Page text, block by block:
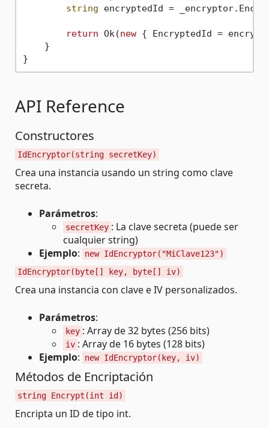
string encryptedId =
return Ok(new { EncryptedId =
    }
API Reference
Constructores
IdEncryptor(string secretKey)
Crea una instancia usando un string como clave
secreta.
Parámetros:
secretKey : La clave secreta (puede ser
cualquier string)
Ejemplo:
new IdEncryptor("MiClave123")
IdEncryptor(byte[] key, byte[] iv)
Crea una instancia con clave e IV personalizados.
Parámetros:
key : Array de 32 bytes (256 bits)
iv : Array de 16 bytes (128 bits)
Ejemplo: new IdEncryptor(key, iv)
Métodos de Encriptación
string Encrypt(int id)
Encripta un ID de tipo int.